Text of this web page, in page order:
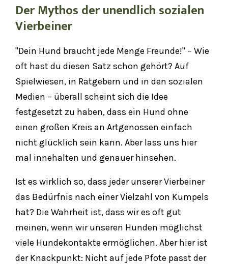
Der Mythos der unendlich sozialen
Vierbeiner
"Dein Hund braucht jede Menge Freunde!" – Wie
oft hast du diesen Satz schon gehört? Auf
Spielwiesen, in Ratgebern und in den sozialen
Medien – überall scheint sich die Idee
festgesetzt zu haben, dass ein Hund ohne
einen großen Kreis an Artgenossen einfach
nicht glücklich sein kann. Aber lass uns hier
mal innehalten und genauer hinsehen.
Ist es wirklich so, dass jeder unserer Vierbeiner
das Bedürfnis nach einer Vielzahl von Kumpels
hat? Die Wahrheit ist, dass wir es oft gut
meinen, wenn wir unseren Hunden möglichst
viele Hundekontakte ermöglichen. Aber hier ist
der Knackpunkt: Nicht auf jede Pfote passt der